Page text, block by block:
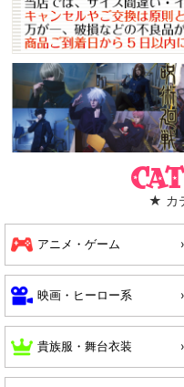
★ カ
アニメ・ゲーム
映画・ヒーロー系
貴族服・舞台衣装